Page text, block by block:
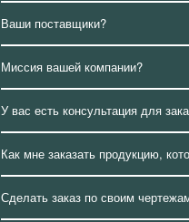
Ваши поставщики?
Миссия вашей компании?
У вас есть консультация для
Как мне заказать продукцию,
Сделать заказ по своим